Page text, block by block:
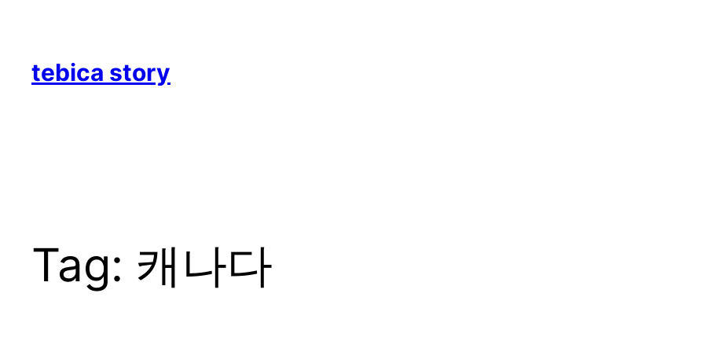
content
tebica story
Tag: 캐나다